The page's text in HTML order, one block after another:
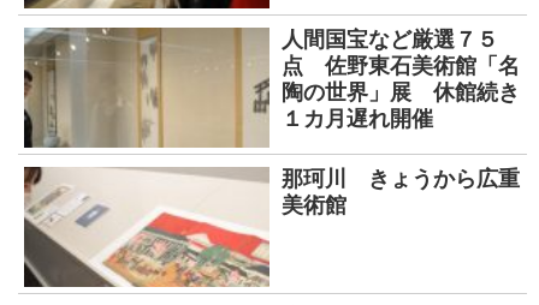
人間国宝など厳選７５
点 佐野東石美術館「名
陶の世界」展 休館続き
１カ月遅れ開催
那珂川 きょうから広重
美術館